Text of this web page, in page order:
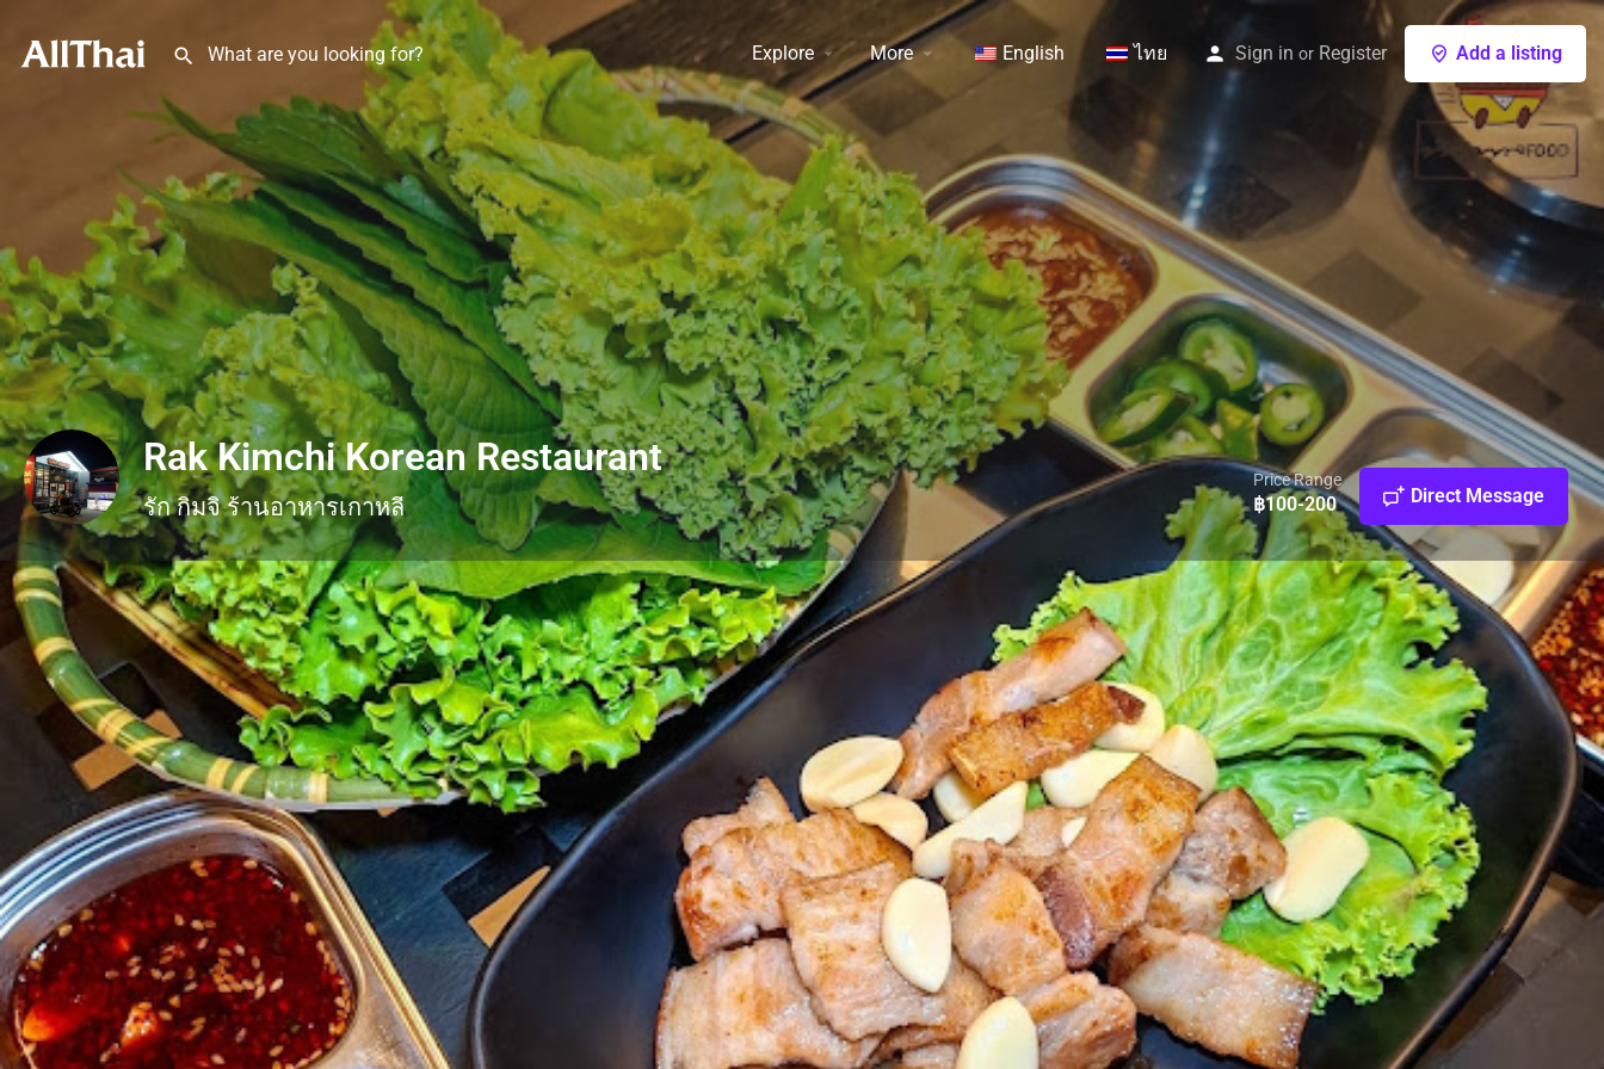
Explore More English ไทย Sign in or Register Add a listing
Rak Kimchi Korean Restaurant
รัก กิมจิ ร้านอาหารเกาหลี
Price Range
฿100-200 Direct Message
Profile Reviews 0 Events 0 Properties 0
Claim listing Get directions Leave a review Call now Bookmark Share Report
Description
ร้านอาหารเกาหลีอร่อย และดี เปิดทุกวันแล้ว ไม่มีวันหยุด ดีทุกอย่าง ทั้งอาหา
รมบริการ ดีมากจริงๆ บริการดี อาหารดี มีที่จอดรถสะดวก ร้านเรียบง่าย
Closed Open hours today:11:00 - 21:30
Gallery
Features
Parking Available